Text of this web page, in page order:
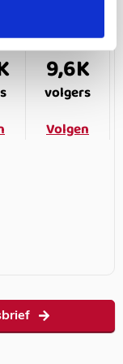
9,6K
volgers
Volgen